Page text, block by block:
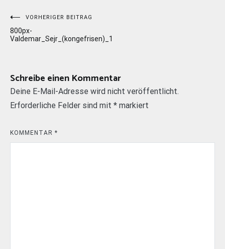
Beitragsnavigation
VORHERIGER BEITRAG
800px-
Valdemar_Sejr_(kongefrisen)_1
Schreibe einen Kommentar
Deine E-Mail-Adresse wird nicht veröffentlicht.
Erforderliche Felder sind mit * markiert
KOMMENTAR *